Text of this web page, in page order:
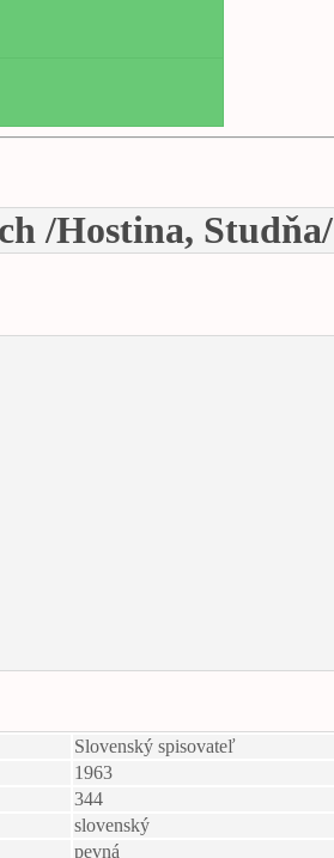
/Hostina, Studňa/
Slovenský spisovateľ
1963
344
slovenský
pevná